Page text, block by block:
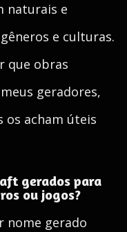
naturais e
e culturas.
que obras
geradores,
os acham úteis
gerados para
ou jogos?
nome gerado